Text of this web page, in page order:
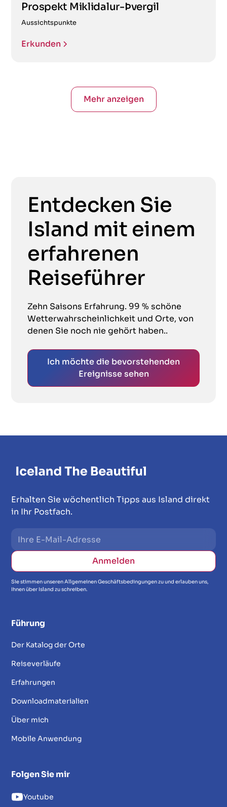
Prospekt Miklidalur-Þvergil
Aussichtspunkte
Erkunden
Mehr anzeigen
Entdecken Sie
Island mit einem
erfahrenen
Reiseführer
Zehn Saisons Erfahrung. 99 % schöne
Wetterwahrscheinlichkeit und Orte, von
denen Sie noch nie gehört haben..
Ich möchte die bevorstehenden
Ereignisse sehen
Erhalten Sie wöchentlich Tipps aus Island direkt
in Ihr Postfach.
Sie stimmen unseren Allgemeinen Geschäftsbedingungen zu und erlauben uns,
Ihnen über Island zu schreiben.
Führung
Der Katalog der Orte
Reiseverläufe
Erfahrungen
Downloadmaterialien
Über mich
Mobile Anwendung
Folgen Sie mir
Youtube